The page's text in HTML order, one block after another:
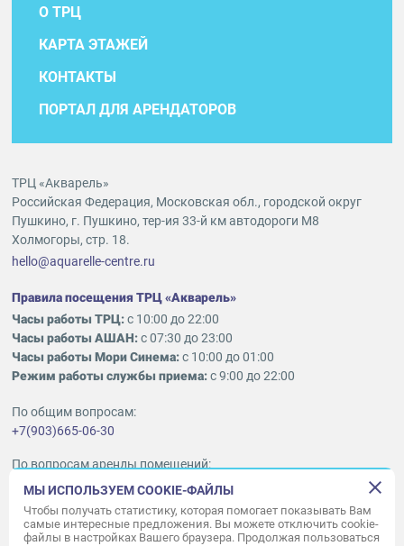
О ТРЦ
КАРТА ЭТАЖЕЙ
КОНТАКТЫ
ПОРТАЛ ДЛЯ АРЕНДАТОРОВ
ТРЦ «Акварель»
Российская Федерация, Московская обл., городской округ
Пушкино, г. Пушкино, тер-ия 33-й км автодороги М8
Холмогоры, стр. 18.
hello@aquarelle-centre.ru
Правила посещения ТРЦ «Акварель»
Часы работы ТРЦ:с 10:00 до 22:00
Часы работы АШАН:с 07:30 до 23:00
Часы работы Мори Синема:с 10:00 до 01:00
Режим работы службы приема:с 9:00 до 22:00
По общим вопросам:
+7(903)665-06-30
По вопросам аренды помещений:
ukleykina@nhood.com
+7(903)665-98-78
МЫ ИСПОЛЬЗУЕМ COOKIE-ФАЙЛЫ
Чтобы получать статистику, которая помогает показывать Вам
самые интересные предложения. Вы можете отключить cookie-
файлы в настройках Вашего браузера. Продолжая пользоваться